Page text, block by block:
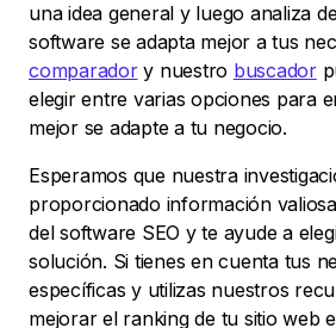
una idea general y luego analiza
software se adapta mejor a tus
comparadory nuestro buscador
elegir entre varias opciones para
mejor se adapte a tu negocio.
Esperamos que nuestra
proporcionado información
del software SEO y te ayude a
solución. Si tienes en cuenta tus
específicas y utilizas nuestros
mejorar el ranking de tu sitio web